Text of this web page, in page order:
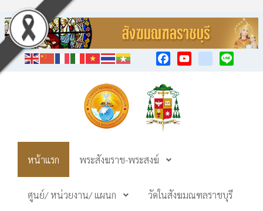
หน้าแรก พระสังฆราช-พระสงฆ์
ศูนย์/ หน่วยงาน/ แผนก วัดในสังฆมณฑลราชบุรี